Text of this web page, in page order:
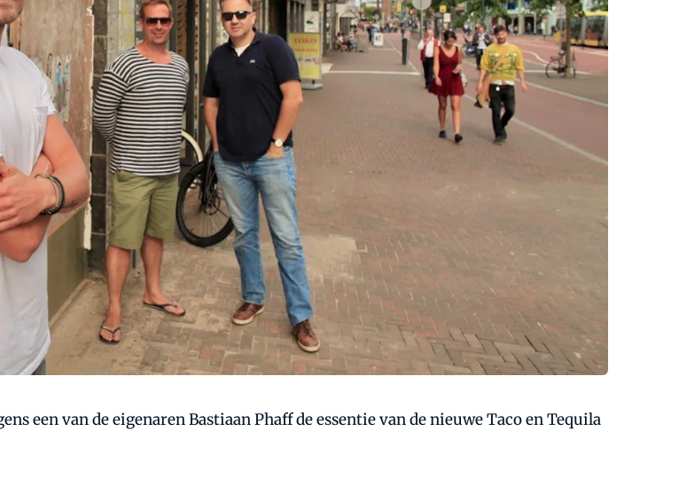
een van de eigenaren Bastiaan Phaff de essentie van de nieuwe Taco en Tequila